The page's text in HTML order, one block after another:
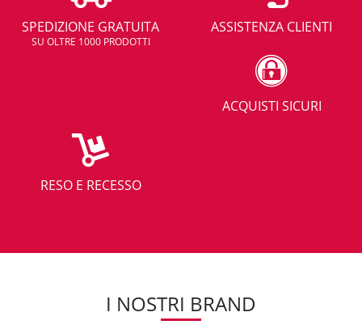
SPEDIZIONE GRATUITA
SU OLTRE 1000 PRODOTTI
ASSISTENZA CLIENTI
ACQUISTI SICURI
RESO E RECESSO
I NOSTRI BRAND